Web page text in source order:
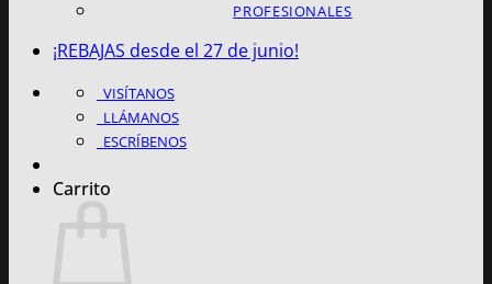
PROFESIONALES
¡REBAJAS desde el 27 de junio!
VISÍTANOS
LLÁMANOS
ESCRÍBENOS
Carrito